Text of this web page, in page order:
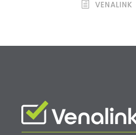
VENALINK